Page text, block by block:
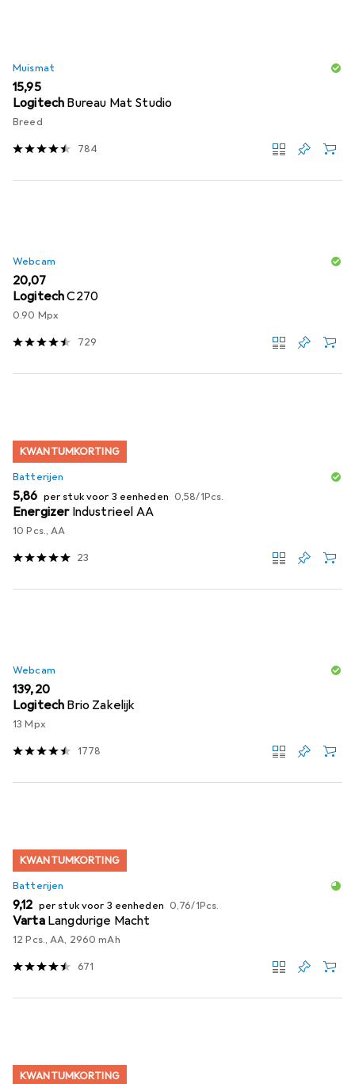
Muismat
EUR
15,95
Logitech Bureau Mat Studio
Breed
784
Webcam
EUR
20,07
LogitechC270
0.90 Mpx
729
KWANTUMKORTING
Batterijen
EUR
5,86 per stuk voor 3 eenheden EUR
0,58/1Pcs.
Energizer Industrieel AA
10 Pcs., AA
23
Webcam
EUR
139,20
Logitech Brio Zakelijk
13 Mpx
1778
KWANTUMKORTING
Batterijen
EUR
9,12 per stuk voor 3 eenheden EUR
0,76/1Pcs.
Varta Langdurige Macht
12 Pcs., AA, 2960 mAh
671
KWANTUMKORTING